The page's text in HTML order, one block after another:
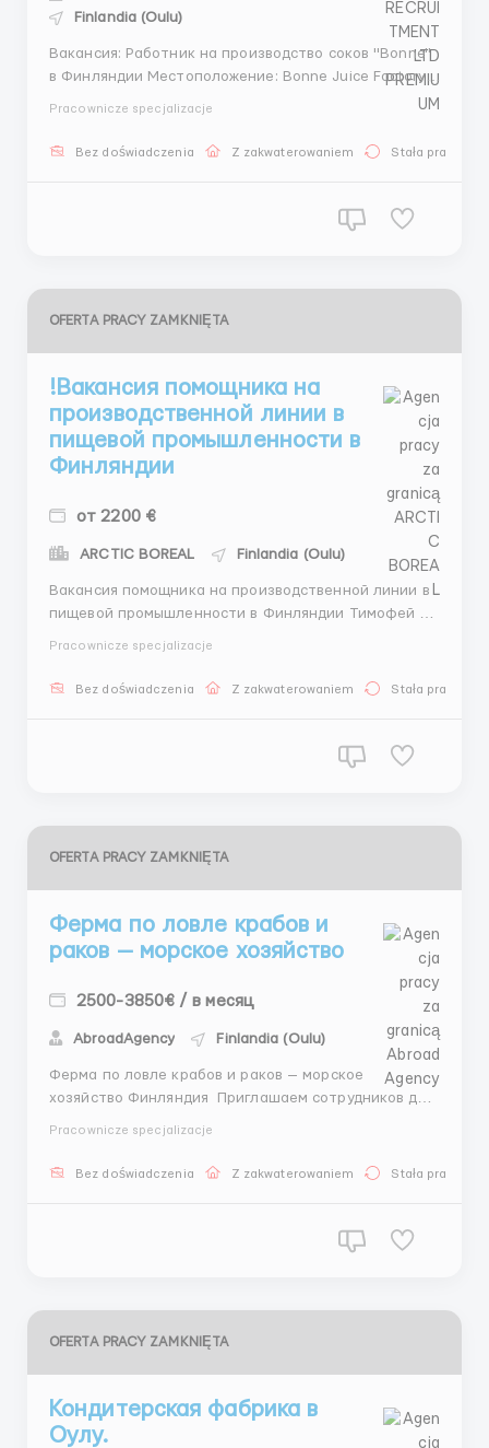
Finlandia (Oulu)
Вакансия: Работник на производство соков "Bonne"
в Финляндии Местоположение: Bonne Juice Factory,
производстве натуральных соков, расширяет свои
Pracownicze specjalizacje
Bez doświadczenia Z zakwaterowaniem Stała praca
OFERTA PRACY ZAMKNIĘTA
!Вакансия помощника на
производственной линии в
пищевой промышленности в
Финляндии
от 2200 €
ARCTIC BOREAL Finlandia (Oulu)
Вакансия помощника на производственной линии в
пищевой промышленности в Финляндии Тимофей HR
продукции. Обеспечение чистоты и порядка на
Pracownicze specjalizacje
Bez doświadczenia Z zakwaterowaniem Stała praca
OFERTA PRACY ZAMKNIĘTA
Ферма по ловле крабов и
раков — морское хозяйство
2500-3850€ / в месяц
AbroadAgency Finlandia (Oulu)
Ферма по ловле крабов и раков — морское
хозяйство Финляндия Приглашаем сотрудников для
Местоположение: Финляндия 📱 Контактные данные
Pracownicze specjalizacje
Bez doświadczenia Z zakwaterowaniem Stała praca
OFERTA PRACY ZAMKNIĘTA
Кондитерская фабрика в
Оулу.